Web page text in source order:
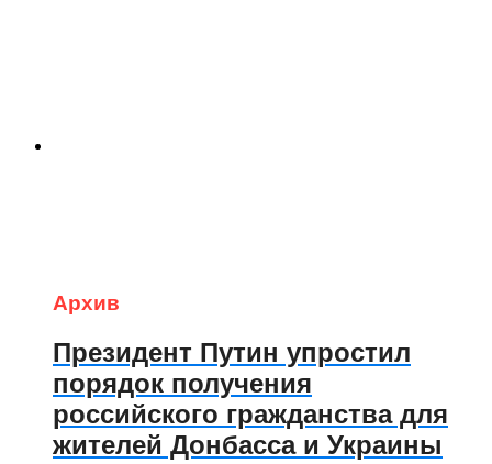
Архив
Президент Путин упростил
порядок получения
российского гражданства для
жителей Донбасса и Украины